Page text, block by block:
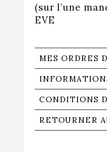
(sur l’une
EVE
MES ORDRES
CONDITIONS
RETOURNER